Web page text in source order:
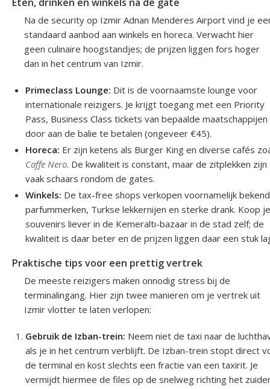
Na de security op Izmir Adnan Menderes Airport vind je
standaard aanbod aan winkels en horeca. Verwacht hier
geen culinaire hoogstandjes; de prijzen liggen fors hoger
dan in het centrum van Izmir.
Primeclass Lounge: Dit is de voornaamste lounge voor
internationale reizigers. Je krijgt toegang met een Priority
Pass, Business Class tickets van bepaalde
door aan de balie te betalen (ongeveer €45).
Horeca: Er zijn ketens als Burger King en diverse cafés
Caffe Nero. De kwaliteit is constant, maar de zitplekken zijn
vaak schaars rondom de gates.
Winkels: De tax-free shops verkopen voornamelijk
parfummerken, Turkse lekkernijen en sterke drank. Koop
souvenirs liever in de Kemeraltı-bazaar in de stad zelf; de
kwaliteit is daar beter en de prijzen liggen daar een stuk
Praktische tips voor een prettig vertrek
De meeste reizigers maken onnodig stress bij de
terminalingang. Hier zijn twee manieren om je vertrek uit
Izmir vlotter te laten verlopen:
Gebruik de Izban-trein: Neem niet de taxi naar de
als je in het centrum verblijft. De Izban-trein stopt direct
de terminal en kost slechts een fractie van een taxirit. Je
vermijdt hiermee de files op de snelweg richting het